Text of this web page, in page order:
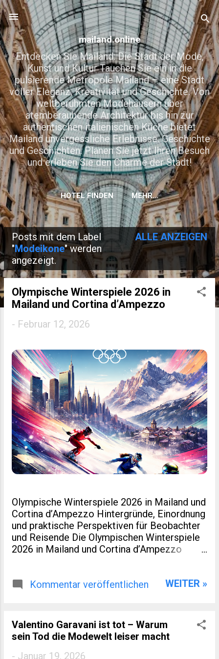
Direkt zum Hauptbereich
mailand.online
Entdecken Sie Mailand: Die Stadt der Mode,
Kunst und Kultur Tauchen Sie ein in die
pulsierende Metropole Mailand – eine Stadt
voller Eleganz, Kreativität und Geschichte. Von
weltberühmten Modehäusern über
atemberaubende Architektur bis hin zur
authentischen italienischen Küche bietet
Mailand unvergessliche Erlebnisse. Geschichte
und Geschichten. Planen Sie jetzt Ihren Besuch
und erleben Sie den Charme der Stadt!
HOTEL FINDEN MEHR…
P
o
s
Posts mit dem Label
"Modeikone" werden
angezeigt.
ALLE ANZEIGEN
Olympische Winterspiele 2026 in
Mailand und Cortina d’Ampezzo
- Februar 12, 2026
Olympische Winterspiele 2026 in Mailand und
Cortina d’Ampezzo Hintergründe, Einordnung
und praktische Perspektiven für Beobachter
und Reisende Die Olympischen Winterspiele
2026 in Mailand und Cortina d’Ampezzo
Turin 2006 erneut Gastgeber ist. Sondern
wirtschaftlich eng mit regionaler Entwicklung
verzahnt wurde. Für viele Leser eines
spezialisierten Blogs zu Sport, Reisen oder
europäischer Regionalentwicklung sind genau
Kommentar veröffentlichen WEITER »
Valentino Garavani ist tot – Warum
sein Tod die Modewelt leiser macht
- Januar 19, 2026